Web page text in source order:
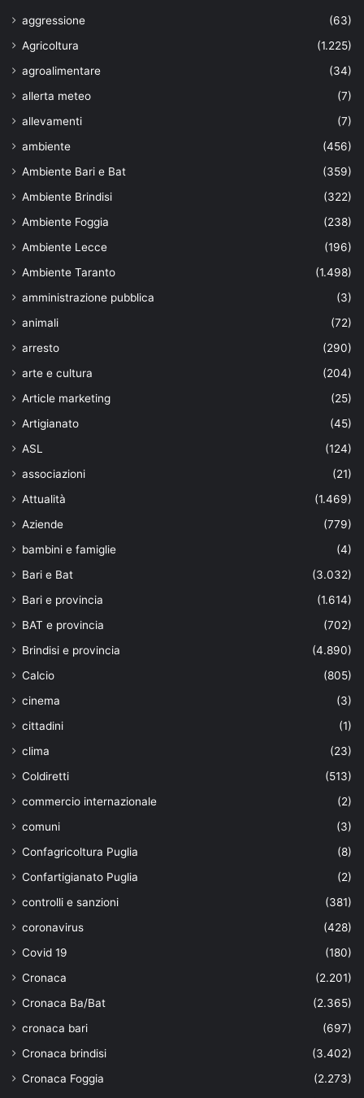
aggressione
(63)
Agricoltura
(1.225)
agroalimentare
(34)
allerta meteo
(7)
allevamenti
(7)
ambiente
(456)
Ambiente Bari e Bat
(359)
Ambiente Brindisi
(322)
Ambiente Foggia
(238)
Ambiente Lecce
(196)
Ambiente Taranto
(1.498)
amministrazione pubblica
(3)
animali
(72)
arresto
(290)
arte e cultura
(204)
Article marketing
(25)
Artigianato
(45)
ASL
(124)
associazioni
(21)
Attualità
(1.469)
Aziende
(779)
bambini e famiglie
(4)
Bari e Bat
(3.032)
Bari e provincia
(1.614)
BAT e provincia
(702)
Brindisi e provincia
(4.890)
Calcio
(805)
cinema
(3)
cittadini
(1)
clima
(23)
Coldiretti
(513)
commercio internazionale
(2)
comuni
(3)
Confagricoltura Puglia
(8)
Confartigianato Puglia
(2)
controlli e sanzioni
(381)
coronavirus
(428)
Covid 19
(180)
Cronaca
(2.201)
Cronaca Ba/Bat
(2.365)
cronaca bari
(697)
Cronaca brindisi
(3.402)
Cronaca Foggia
(2.273)